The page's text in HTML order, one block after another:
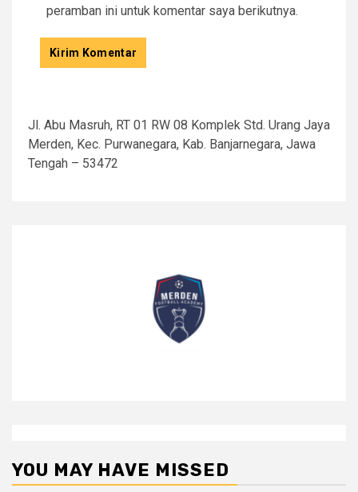
peramban ini untuk komentar saya berikutnya.
Jl. Abu Masruh, RT 01 RW 08 Komplek Std. Urang Jaya
Merden, Kec. Purwanegara, Kab. Banjarnegara, Jawa
Tengah – 53472
YOU MAY HAVE MISSED